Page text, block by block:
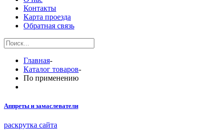
Контакты
Карта проезда
Обратная связь
Главная-
Каталог товаров-
По применению
Аппреты и замаслеватели
раскрутка сайта